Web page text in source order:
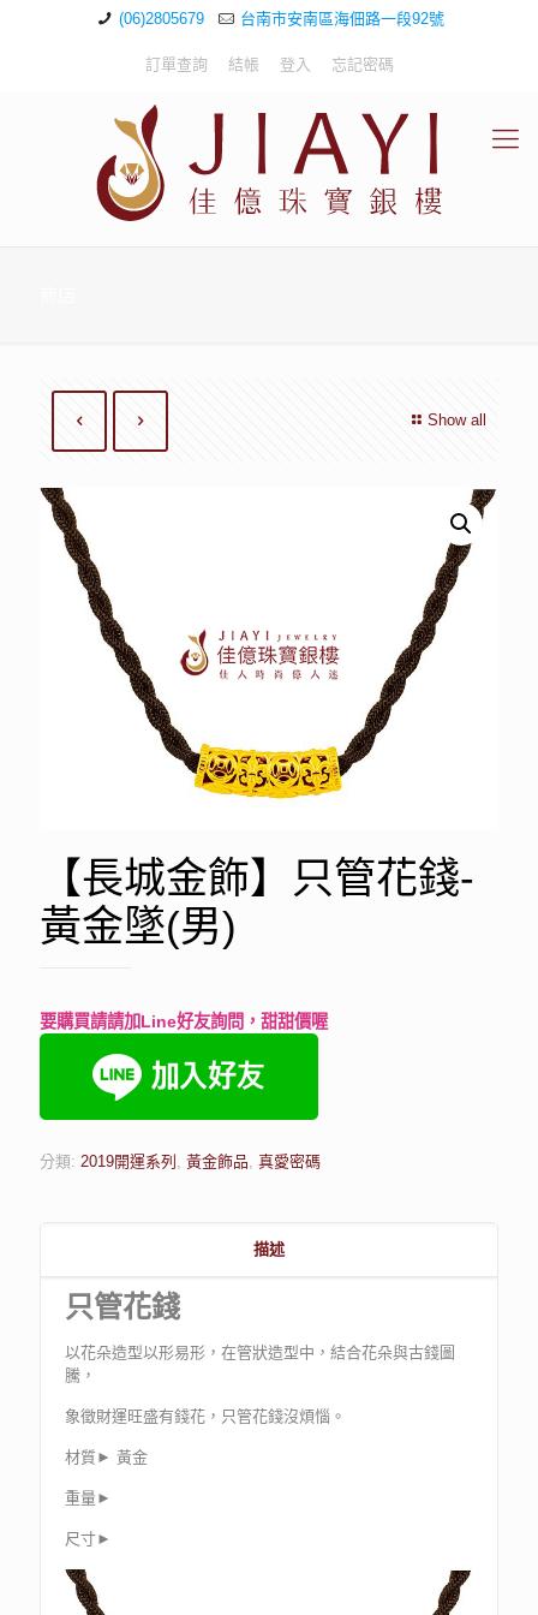
(06)2805679 台南市安南區海佃路一段92號
訂單查詢 結帳 登入 忘記密碼
Show all
【長城金飾】只管花錢-
黃金墜(男)
要購買請請加Line好友詢問，甜甜價喔
分類: 2019開運系列 , 黃金飾品, 真愛密碼
描述
只管花錢
以花朵造型以形易形，在管狀造型中，結合花朵與古錢圖
騰，
象徵財運旺盛有錢花，只管花錢沒煩惱。
材質► 黃金
重量►
尺寸►